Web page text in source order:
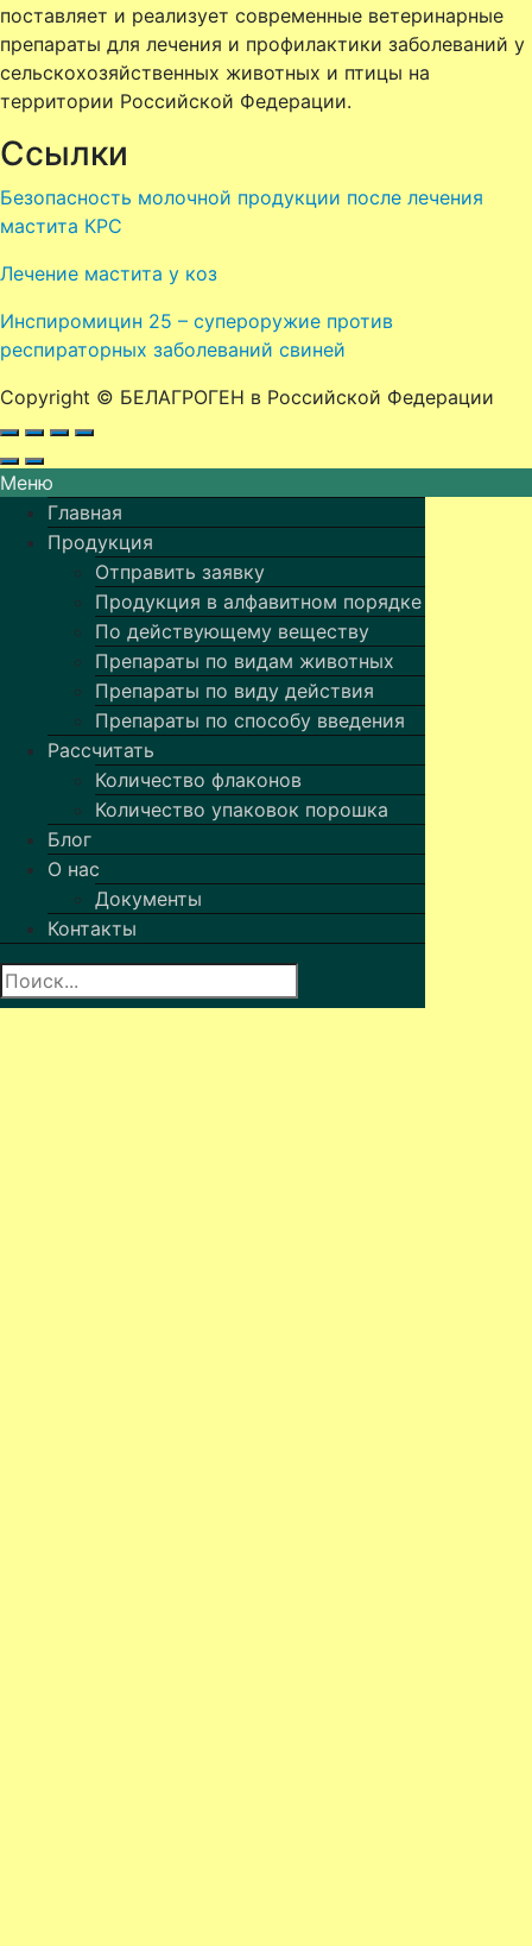
поставляет и реализует современные ветеринарные
препараты для лечения и профилактики заболеваний у
сельскохозяйственных животных и птицы на
территории Российской Федерации.
Ссылки
Безопасность молочной продукции после лечения
мастита КРС
Лечение мастита у коз
Инспиромицин 25 – супероружие против
респираторных заболеваний свиней
Copyright © БЕЛАГРОГЕН в Российской Федерации
Меню
Главная
Продукция
Отправить заявку
Продукция в алфавитном порядке
По действующему веществу
Препараты по видам животных
Препараты по виду действия
Препараты по способу введения
Рассчитать
Количество флаконов
Количество упаковок порошка
Блог
О нас
Документы
Контакты